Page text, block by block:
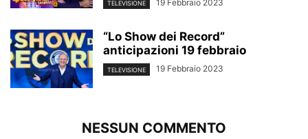
TELEVISIONE 19 Febbraio 2023
“Lo Show dei Record”
anticipazioni 19 febbraio
TELEVISIONE 19 Febbraio 2023
NESSUN COMMENTO